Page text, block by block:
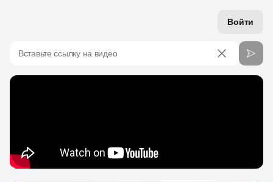
Войти
Вставьте ссылку на видео